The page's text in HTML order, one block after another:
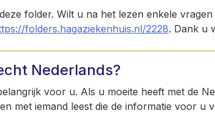
folder. Wilt u na het lezen enkele
folders.hagaziekenhuis.nl/2228. Dank u
Nederlands?
voor u. Als u moeite heeft met de
met iemand leest die de informatie voor u